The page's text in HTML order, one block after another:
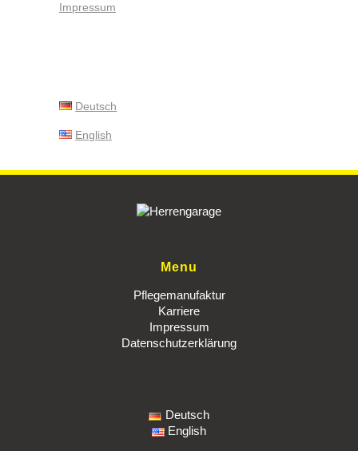
Impressum
Deutsch
English
Menu
Pflegemanufaktur
Karriere
Impressum
Datenschutzerklärung
Deutsch
English